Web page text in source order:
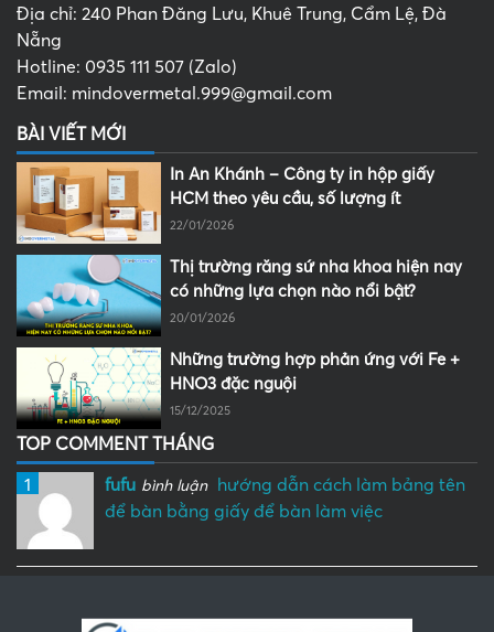
Địa chỉ: 240 Phan Đăng Lưu, Khuê Trung, Cẩm Lệ, Đà
Nẵng
Hotline: 0935 111 507 (Zalo)
Email: mindovermetal.999@gmail.com
BÀI VIẾT MỚI
In An Khánh – Công ty in hộp giấy
HCM theo yêu cầu, số lượng ít
22/01/2026
Thị trường răng sứ nha khoa hiện nay
có những lựa chọn nào nổi bật?
20/01/2026
Những trường hợp phản ứng với Fe +
HNO3 đặc nguội
15/12/2025
TOP COMMENT THÁNG
1 fufu bình luận
hướng dẫn cách làm bảng tên
để bàn bằng giấy để bàn làm việc